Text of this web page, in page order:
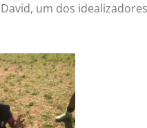
David, um dos